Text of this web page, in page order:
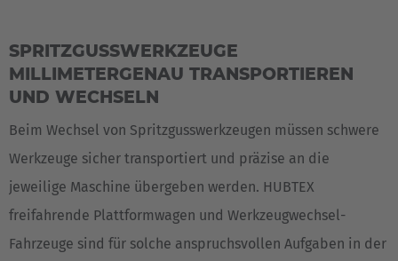
SPRITZGUSSWERKZEUGE
MILLIMETERGENAU TRANSPORTIEREN
UND WECHSELN
Beim Wechsel von Spritzgusswerkzeugen müssen schwere
Werkzeuge sicher transportiert und präzise an die
jeweilige Maschine übergeben werden. HUBTEX
freifahrende Plattformwagen und Werkzeugwechsel-
Fahrzeuge sind für solche anspruchsvollen Aufgaben in der